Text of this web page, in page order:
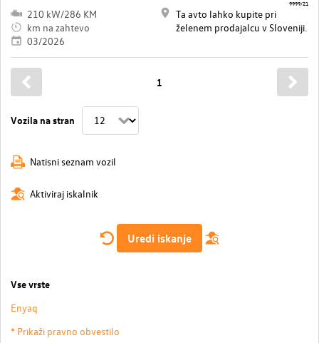
210 kW/286 KM
km na zahtevo
03/2026
Ta avto lahko kupite pri
želenem prodajalcu v Sloveniji.
9999/21
Vozila na stran
1
Natisni seznam vozil
Aktiviraj iskalnik
Uredi iskanje
Vse vrste
Enyaq
* Prikaži pravno obvestilo